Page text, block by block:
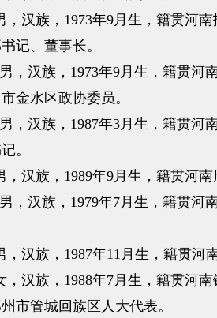
汉族，1973年9月生，籍贯河
记、董事长。
，汉族，1973年9月生，籍贯河
金水区政协委员。
，汉族，1987年3月生，籍贯河
。
汉族，1989年9月生，籍贯河南
，汉族，1979年7月生，籍贯河
汉族，1987年11月生，籍贯河
汉族，1988年7月生，籍贯河
市管城回族区人大代表。